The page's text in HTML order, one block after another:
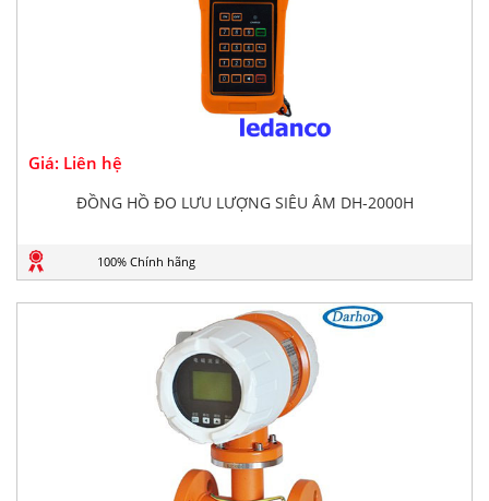
Giá: Liên hệ
ĐỒNG HỒ ĐO LƯU LƯỢNG SIÊU ÂM DH-2000H
100% Chính hãng